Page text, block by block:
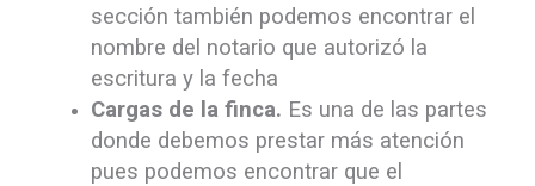
sección también podemos encontrar el
nombre del notario que autorizó la
escritura y la fecha
Cargas de la finca. Es una de las partes
donde debemos prestar más atención
pues podemos encontrar que el